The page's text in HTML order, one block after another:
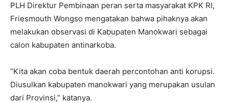
PLH Direktur Pembinaan peran serta masyarakat KPK RI,
Friesmouth Wongso mengatakan bahwa pihaknya akan
melakukan observasi di Kabupaten Manokwari sebagai
calon kabupaten antinarkoba.
“Kita akan coba bentuk daerah percontohan anti korupsi.
Diusulkan kabupaten manokwari yang merupakan usulan
dari Provinsi,” katanya.